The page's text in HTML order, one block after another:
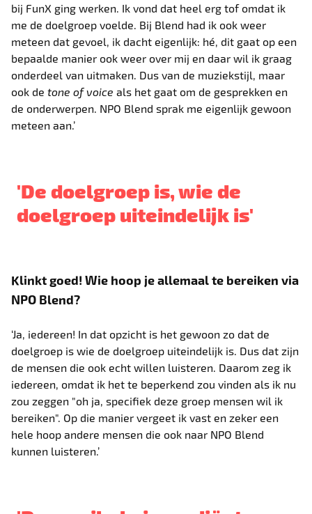
bij FunX ging werken. Ik vond dat heel erg tof omdat ik
me de doelgroep voelde. Bij Blend had ik ook weer
meteen dat gevoel, ik dacht eigenlijk: hé, dit gaat op een
bepaalde manier ook weer over mij en daar wil ik graag
onderdeel van uitmaken. Dus van de muziekstijl, maar
ook detone of voice als het gaat om de gesprekken en
de onderwerpen. NPO Blend sprak me eigenlijk gewoon
meteen aan.’
'De doelgroep is, wie de
doelgroep uiteindelijk is'
Klinkt goed! Wie hoop je allemaal te bereiken via
NPO Blend?
‘Ja, iedereen! In dat opzicht is het gewoon zo dat de
doelgroep is wie de doelgroep uiteindelijk is. Dus dat zijn
de mensen die ook echt willen luisteren. Daarom zeg ik
iedereen, omdat ik het te beperkend zou vinden als ik nu
zou zeggen "oh ja, specifiek deze groep mensen wil ik
bereiken". Op die manier vergeet ik vast en zeker een
hele hoop andere mensen die ook naar NPO Blend
kunnen luisteren.’